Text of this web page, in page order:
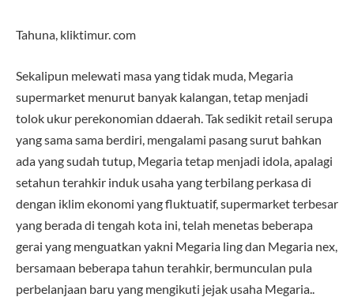
Tahuna, kliktimur. com
Sekalipun melewati masa yang tidak muda, Megaria
supermarket menurut banyak kalangan, tetap menjadi
tolok ukur perekonomian ddaerah. Tak sedikit retail serupa
yang sama sama berdiri, mengalami pasang surut bahkan
ada yang sudah tutup, Megaria tetap menjadi idola, apalagi
setahun terahkir induk usaha yang terbilang perkasa di
dengan iklim ekonomi yang fluktuatif, supermarket terbesar
yang berada di tengah kota ini, telah menetas beberapa
gerai yang menguatkan yakni Megaria ling dan Megaria nex,
bersamaan beberapa tahun terahkir, bermunculan pula
perbelanjaan baru yang mengikuti jejak usaha Megaria..